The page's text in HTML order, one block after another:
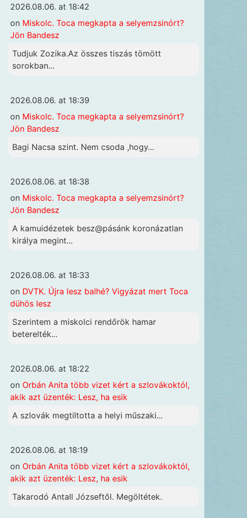
2026.08.06. at 18:42
on Miskolc. Toca megkapta a selyemzsinórt?
Jön Bandesz
Tudjuk Zozika.Az összes tiszás tömött
sorokban...
2026.08.06. at 18:39
on Miskolc. Toca megkapta a selyemzsinórt?
Jön Bandesz
Bagi Nacsa szint. Nem csoda ,hogy...
2026.08.06. at 18:38
on Miskolc. Toca megkapta a selyemzsinórt?
Jön Bandesz
A kamuidézetek besz@pásánk koronázatlan
királya megint...
2026.08.06. at 18:33
on DVTK. Újra lesz balhé? Vigyázat mert Toca
dühös lesz
Szerintem a miskolci rendőrök hamar
beterelték...
2026.08.06. at 18:22
on Orbán Anita több vizet kért a szlovákoktól,
akik azt üzenték: Lesz, ha esik
A szlovák megtiltotta a helyi műszaki...
2026.08.06. at 18:19
on Orbán Anita több vizet kért a szlovákoktól,
akik azt üzenték: Lesz, ha esik
Takarodó Antall Józseftől. Megöltétek.